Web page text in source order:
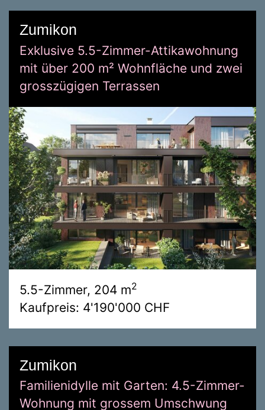
Zumikon
Exklusive 5.5-Zimmer-Attikawohnung
mit über 200 m² Wohnfläche und zwei
grosszügigen Terrassen
5.5-Zimmer, 204 m2
Kaufpreis: 4'190'000 CHF
Zumikon
Familienidylle mit Garten: 4.5-Zimmer-
Wohnung mit grossem Umschwung